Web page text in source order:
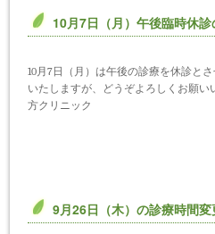
10月7日（月）午後臨時休
10月7日（月）は午後の診療を休診と
いたしますが、どうぞよろしくお願
方クリニック
9月26日（木）の診療時間変